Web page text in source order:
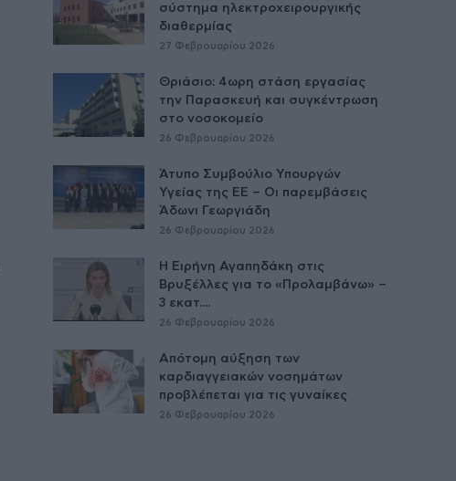
σύστημα ηλεκτροχειρουργικής
διαθερμίας
27 Φεβρουαρίου 2026
Θριάσιο: 4ωρη στάση εργασίας
την Παρασκευή και συγκέντρωση
στο νοσοκομείο
26 Φεβρουαρίου 2026
Άτυπο Συμβούλιο Υπουργών
Υγείας της ΕE – Οι παρεμβάσεις
Άδωνι Γεωργιάδη
26 Φεβρουαρίου 2026
Η Ειρήνη Αγαπηδάκη στις
Βρυξέλλες για το «Προλαμβάνω» –
3 εκατ....
26 Φεβρουαρίου 2026
Απότομη αύξηση των
καρδιαγγειακών νοσημάτων
προβλέπεται για τις γυναίκες
26 Φεβρουαρίου 2026